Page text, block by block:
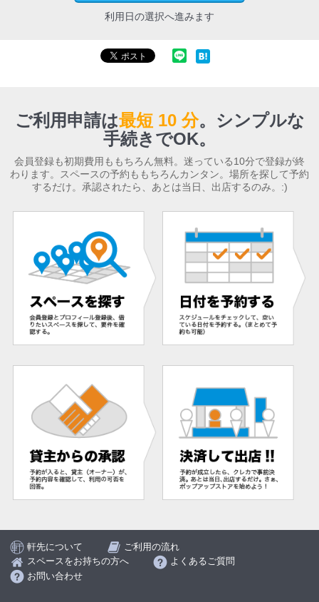
利用日の選択へ進みます
ご利用申請は最短 10 分。 シンプルな
手続きでOK。
会員登録も初期費用ももちろん無料。迷っている10分で登録が終
わります。スペースの予約ももちろんカンタン。場所を探して予約
するだけ。承認されたら、あとは当日、出店するのみ。:)
軒先について
ご利用の流れ
スペースをお持ちの方へ
よくあるご質問
お問い合わせ